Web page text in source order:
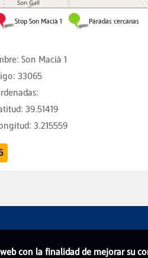
: Son Macià 1
: 33065
:
: 39.51419
: 3.215559
con la finalidad de mejorar su